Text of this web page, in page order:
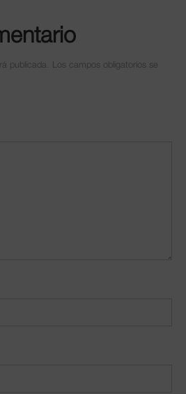
publicada. Los campos obligatorios se